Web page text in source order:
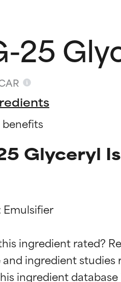
25
Glyceryl
Emulsifier
ingredient rated?
ingredient
Ingrediente
Ingrediente